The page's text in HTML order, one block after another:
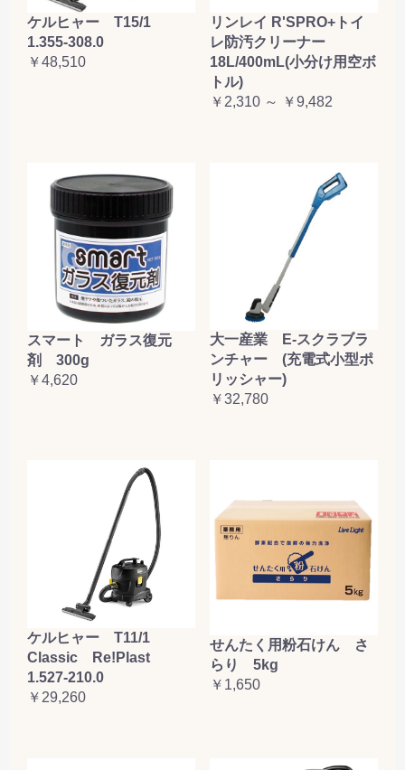
ケルヒャー T15/1
1.355-308.0
￥48,510
リンレイ R'SPRO+トイ
レ防汚クリーナー
18L/400mL(小分け用空ボ
トル)
￥2,310 ～ ￥9,482
スマート ガラス復元
剤 300g
￥4,620
大一産業 E-スクラブラ
ンチャー (充電式小型ポ
リッシャー)
￥32,780
ケルヒャー T11/1
Classic Re!Plast
1.527-210.0
￥29,260
せんたく用粉石けん さ
らり 5kg
￥1,650